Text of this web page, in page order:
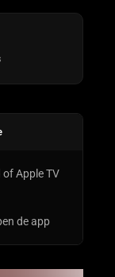
of Apple TV
de app